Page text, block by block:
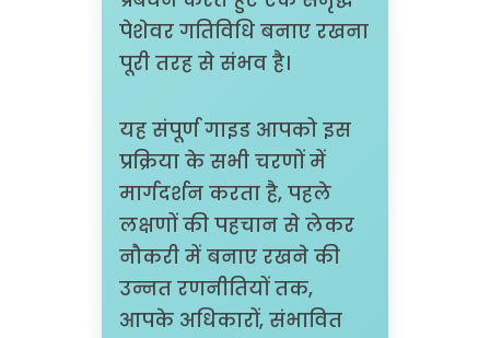
पेशेवर गतिविधि बनाए रखना
पूरी तरह से संभव है।
यह संपूर्ण गाइड आपको इस
प्रक्रिया के सभी चरणों में
मार्गदर्शन करता है, पहले
लक्षणों की पहचान से लेकर
नौकरी में बनाए रखने की
उन्नत रणनीतियों तक,
आपके अधिकारों, संभावित